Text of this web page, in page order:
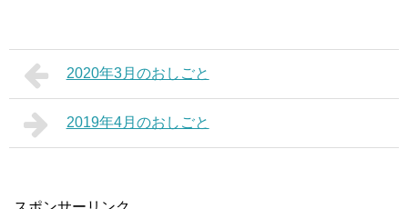
2020年3月のおしごと
2019年4月のおしごと